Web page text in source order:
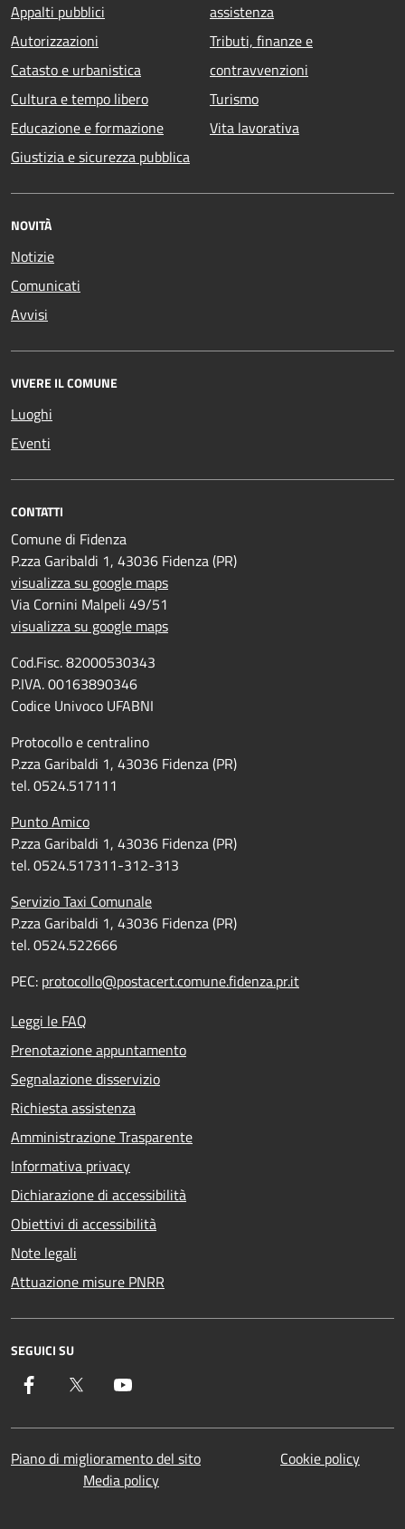
Appalti pubblici
Autorizzazioni
Catasto e urbanistica
Cultura e tempo libero
Educazione e formazione
Giustizia e sicurezza pubblica
assistenza
Tributi, finanze e
contravvenzioni
Turismo
Vita lavorativa
NOVITÀ
Notizie
Comunicati
Avvisi
VIVERE IL COMUNE
Luoghi
Eventi
CONTATTI
Comune di Fidenza
P.zza Garibaldi 1, 43036 Fidenza (PR)
visualizza su google maps
Via Cornini Malpeli 49/51
visualizza su google maps
Cod.Fisc. 82000530343
P.IVA. 00163890346
Codice Univoco UFABNI
Protocollo e centralino
P.zza Garibaldi 1, 43036 Fidenza (PR)
tel. 0524.517111
Punto Amico
P.zza Garibaldi 1, 43036 Fidenza (PR)
tel. 0524.517311-312-313
Servizio Taxi Comunale
P.zza Garibaldi 1, 43036 Fidenza (PR)
tel. 0524.522666
PEC: protocollo@postacert.comune.fidenza.pr.it
Leggi le FAQ
Prenotazione appuntamento
Segnalazione disservizio
Richiesta assistenza
Amministrazione Trasparente
Informativa privacy
Dichiarazione di accessibilità
Obiettivi di accessibilità
Note legali
Attuazione misure PNRR
SEGUICI SU
Facebook Twitter
Piano di miglioramento del sito
Cookie policy
Media policy